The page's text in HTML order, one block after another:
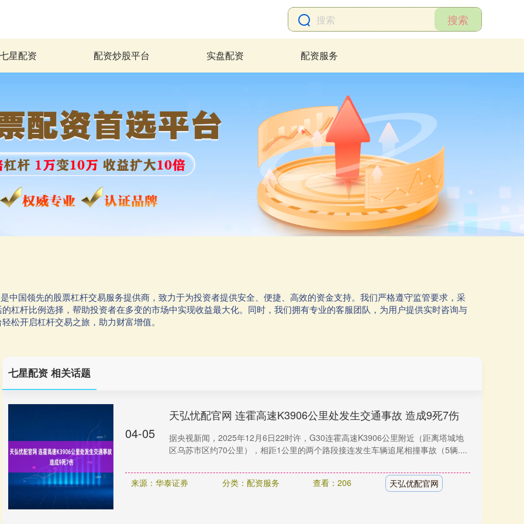
搜索
星配资 配资炒股平台 实盘配资 配资服务
中国领先的股票杠杆交易服务提供商，致力于为投资者提供安全、便捷、高效的资金支持。我们严格遵守监管要求，采
杠杆比例选择，帮助投资者在多变的市场中实现收益最大化。同时，我们拥有专业的客服团队，为用户提供实时咨询与
松开启杠杆交易之旅，助力财富增值。
七星配资 相关话题
04-05
天弘忧配官网 连霍高速K3906公里处发生交通事故 造成9死7伤
据央视新闻，2025年12月6日22时许，G30连霍高速K3906公里附近（距离塔城地
区乌苏市区约70公里），相距1公里的两个路段接连发生车辆追尾相撞事故（5辆....
来源：华泰证券 分类：配资服务 查看：206 天弘优配官网